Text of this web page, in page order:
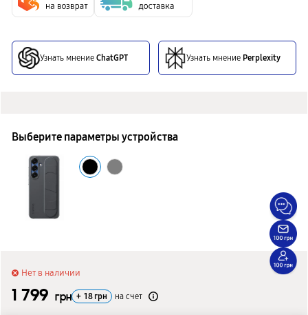
Узнать мнение ChatGPT Узнать мнение Perplexity
Выберите параметры устройства
Нет в наличии
1 799 грн + 18 грн на счет